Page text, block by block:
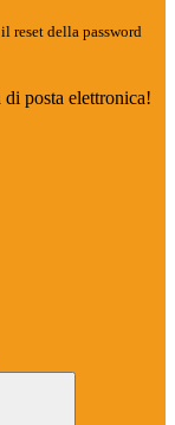
reset della password
posta elettronica!